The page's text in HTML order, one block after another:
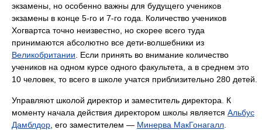
экзамены, но особенно важны для будущего учеников
экзамены в конце 5-го и 7-го года. Количество учеников
Хогвартса точно неизвестно, но скорее всего туда
принимаются абсолютно все дети-волшебники из
Великобритании . Если принять во внимание количество
учеников на одном курсе одного факультета, а в среднем это
10 человек, то всего в школе учатся приблизительно 280 детей.
Управляют школой директор и заместитель директора. К
моменту начала действия директором школы является Альбус
Дамблдор , его заместителем — Минерва МакГонагалл